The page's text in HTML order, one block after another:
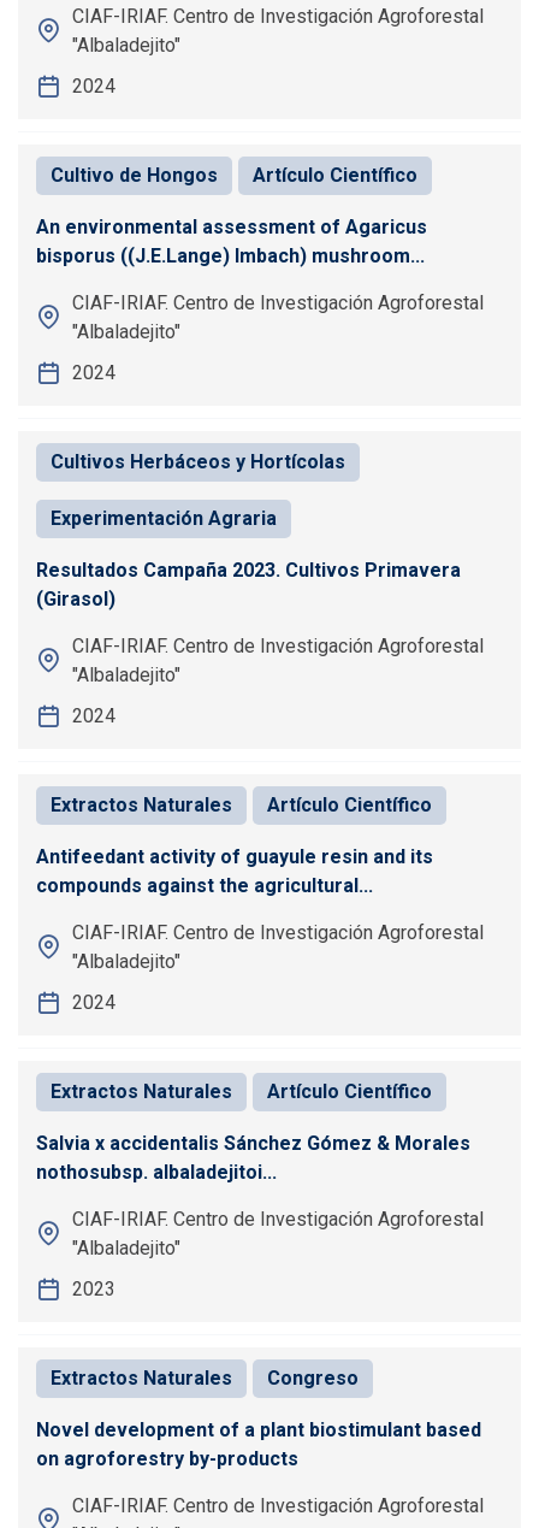
CIAF-IRIAF. Centro de Investigación Agroforestal
"Albaladejito"
2024
Cultivo de Hongos Artículo Científico
An environmental assessment of Agaricus
bisporus ((J.E.Lange) Imbach) mushroom...
CIAF-IRIAF. Centro de Investigación Agroforestal
"Albaladejito"
2024
Cultivos Herbáceos y Hortícolas
Experimentación Agraria
Resultados Campaña 2023. Cultivos Primavera
(Girasol)
CIAF-IRIAF. Centro de Investigación Agroforestal
"Albaladejito"
2024
Extractos Naturales Artículo Científico
Antifeedant activity of guayule resin and its
compounds against the agricultural...
CIAF-IRIAF. Centro de Investigación Agroforestal
"Albaladejito"
2024
Extractos Naturales Artículo Científico
Salvia x accidentalis Sánchez Gómez & Morales
nothosubsp. albaladejitoi...
CIAF-IRIAF. Centro de Investigación Agroforestal
"Albaladejito"
2023
Extractos Naturales Congreso
Novel development of a plant biostimulant based
on agroforestry by-products
CIAF-IRIAF. Centro de Investigación Agroforestal